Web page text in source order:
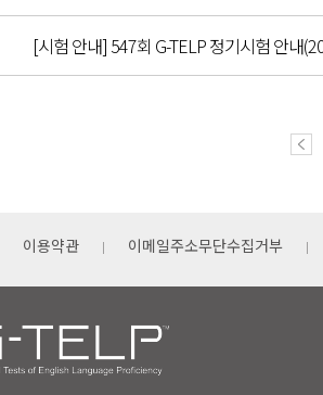
[시험 안내] 547회 G-TELP 정기시험 안내
이용약관 이메일주소무단수집거부